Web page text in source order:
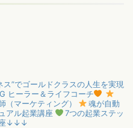
”でゴールドクラスの人生を実現
ヒーラー＆ライフコーチ
（マーケティング）
魂が自動
アル起業講座
7つの起業ステッ
座↓↓↓